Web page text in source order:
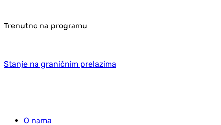
Trenutno na programu
Stanje na graničnim prelazima
O nama